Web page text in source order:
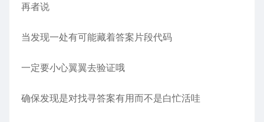
再者说
当发现一处有可能藏着答案片段代码
一定要小心翼翼去验证哦
确保发现是对找寻答案有用而不是白忙活哇